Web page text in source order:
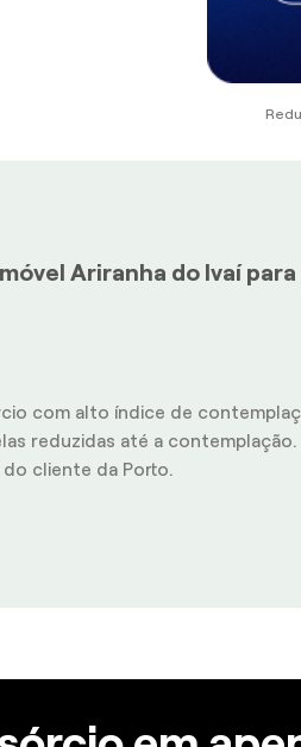
Ariranha do Ivaí para
com alto índice de
reduzidas até a contemplação.
cliente da Porto.